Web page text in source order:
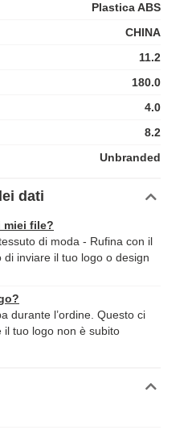
Plastica ABS
CHINA
11.2
180.0
4.0
8.2
Unbranded
dati
miei file?
di moda - Rufina con il
inviare il tuo logo o design
durante l’ordine. Questo ci
il tuo logo non è subito